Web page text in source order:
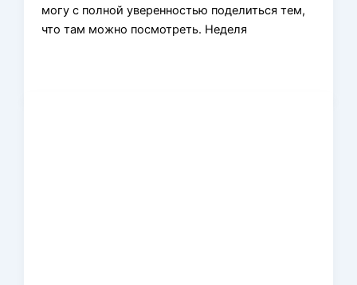
могу с полной уверенностью поделиться тем,
что там можно посмотреть. Неделя